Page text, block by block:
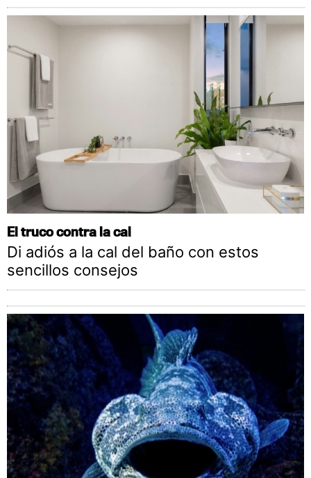
El truco contra la cal
Di adiós a la cal del baño con estos
sencillos consejos